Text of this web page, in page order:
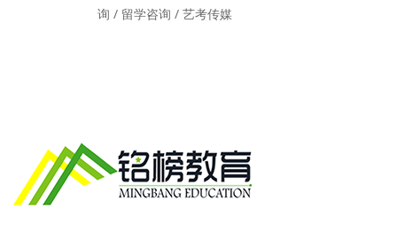
询 / 留学咨询 / 艺考传媒